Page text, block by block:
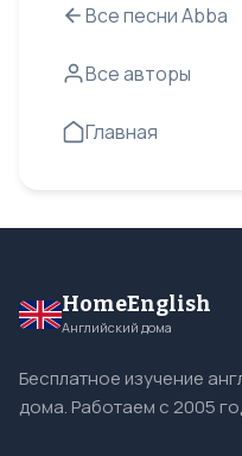
Все песни Abba
Все авторы
Главная
HomeEnglish
Английский дома
Бесплатное изучение
дома. Работаем с 2005